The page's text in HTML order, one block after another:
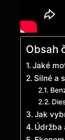
Obsah
Jaké
Silné a
Jak
Údržba